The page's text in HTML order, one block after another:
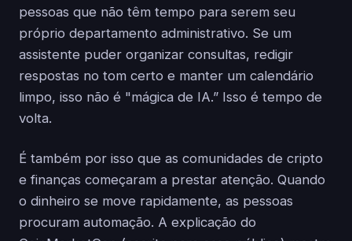
pessoas que não têm tempo para serem seu
próprio departamento administrativo. Se um
assistente puder organizar consultas, redigir
respostas no tom certo e manter um calendário
limpo, isso não é "mágica de IA.” Isso é tempo de
volta.
É também por isso que as comunidades de cripto
e finanças começaram a prestar atenção. Quando
o dinheiro se move rapidamente, as pessoas
procuram automação. A explicação do